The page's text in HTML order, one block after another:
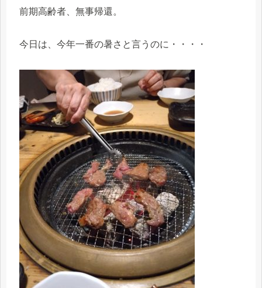
前期高齢者、無事帰還。
今日は、今年一番の暑さと言うのに・・・・